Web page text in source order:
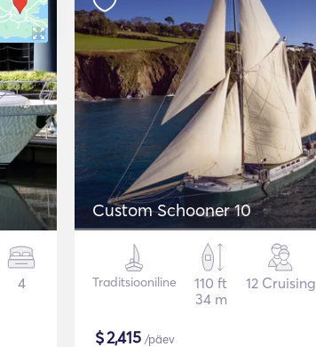
4
Custom Schooner 10
Traditsiooniline
110 ft
34 m
12 Cruising
$2,415 /päev